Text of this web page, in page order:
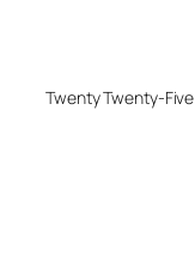
Twenty Twenty-Five